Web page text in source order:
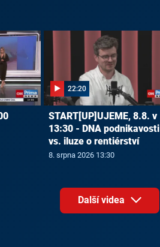
22:20
START[UP]UJEME, 8.8. v
13:30 - DNA podnikavosti
vs. iluze o rentiérství
8. srpna 2026 13:30
Další videa